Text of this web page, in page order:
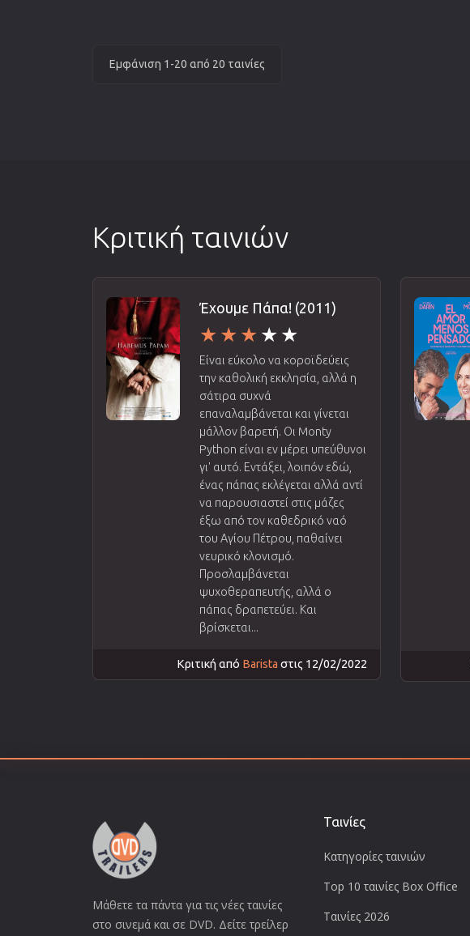
Εμφάνιση 1-20 από 20 ταινίες
Κριτική ταινιών
Έχουμε Πάπα! (2011)
Είναι εύκολο να κοροϊδεύεις
την καθολική εκκλησία, αλλά η
σάτιρα συχνά
επαναλαμβάνεται και γίνεται
μάλλον βαρετή. Οι Monty
Python είναι εν μέρει υπεύθυνοι
γι' αυτό. Εντάξει, λοιπόν εδώ,
ένας πάπας εκλέγεται αλλά αντί
να παρουσιαστεί στις μάζες
έξω από τον καθεδρικό ναό
του Αγίου Πέτρου, παθαίνει
νευρικό κλονισμό.
Προσλαμβάνεται
ψυχοθεραπευτής, αλλά ο
πάπας δραπετεύει. Και
βρίσκεται...
Κριτική από Barista στις 12/02/2022
Μάθετε τα πάντα για τις νέες ταινίες
στο σινεμά και σε DVD. Δείτε τρείλερ
Ταινίες
Κατηγορίες ταινιών
Top 10 ταινίες Box Office
Ταινίες 2026